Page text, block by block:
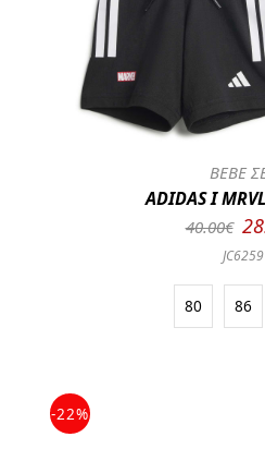
BEBE
ADIDAS I
40.00€
JC6259
80 86
-22%